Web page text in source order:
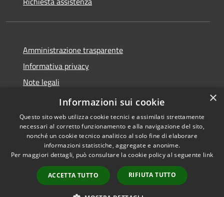
Amministrazione trasparente
Informativa privacy
Note legali
Dichiarazione di accessibilità
Accessibilità
Copyright © 2026 • Comune di
Cavaion Veronese • Powered
byMunicipium
Accesso
redazione
×
Informazioni sui cookie
Questo sito web utilizza cookie tecnici e assimilati strettamente
necessari al corretto funzionamento e alla navigazione del sito,
nonché un cookie tecnico analitico al solo fine di elaborare
informazioni statistiche, aggregate e anonime.
Per maggiori dettagli, può consultare la cookie policy al seguente link
ACCETTA TUTTO RIFIUTA TUTTO